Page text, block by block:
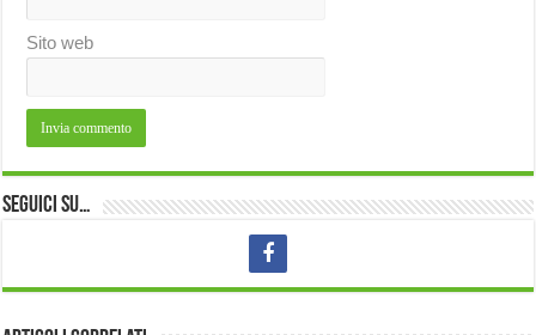
Sito web
Seguici su…